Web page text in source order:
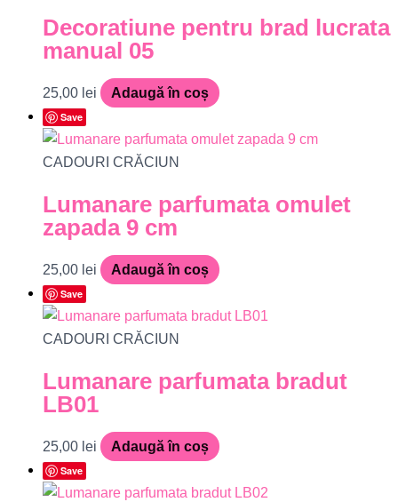
Decoratiune pentru brad lucrata
manual 05
25,00 lei Adaugă în coș
Save
CADOURI CRĂCIUN
Lumanare parfumata omulet
zapada 9 cm
25,00 lei Adaugă în coș
Save
CADOURI CRĂCIUN
Lumanare parfumata bradut
LB01
25,00 lei Adaugă în coș
Save